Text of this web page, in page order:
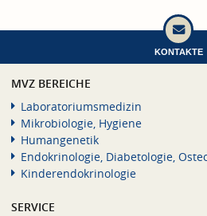
KONTAKTE
MVZ BEREICHE
Laboratoriumsmedizin
Mikrobiologie, Hygiene
Humangenetik
Endokrinologie, Diabetologie,
Kinderendokrinologie
SERVICE